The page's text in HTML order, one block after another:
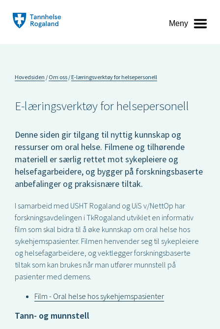
Meny
Hovedsiden Om oss E-læringsverktøy for helsepersonell
E-læringsverktøy for helsepersonell
Denne siden gir tilgang til nyttig kunnskap og
ressurser om oral helse. Filmene og tilhørende
materiell er særlig rettet mot sykepleiere og
helsefagarbeidere, og bygger på forskningsbaserte
anbefalinger og praksisnære tiltak.
I samarbeid med USHT Rogaland og UiS v/NettOp har
forskningsavdelingen i TkRogaland utviklet en informativ
film som skal bidra til å øke kunnskap om oral helse hos
sykehjemspasienter. Filmen henvender seg til sykepleiere
og helsefagarbeidere, og vektlegger forskningsbaserte
tiltak som kan brukes når man utfører munnstell på
pasienter med demens.
Film - Oral helse hos sykehjemspasienter
Tann- og munnstell